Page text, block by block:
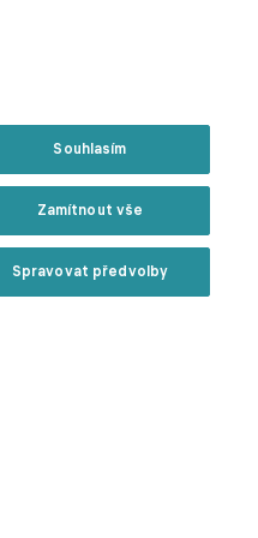
Souhlasím
Zamítnout vše
Spravovat předvolby